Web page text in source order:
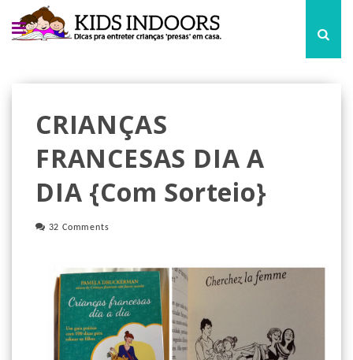
CRIANÇAS
FRANCESAS DIA A
DIA {com Sorteio}
32 Comments